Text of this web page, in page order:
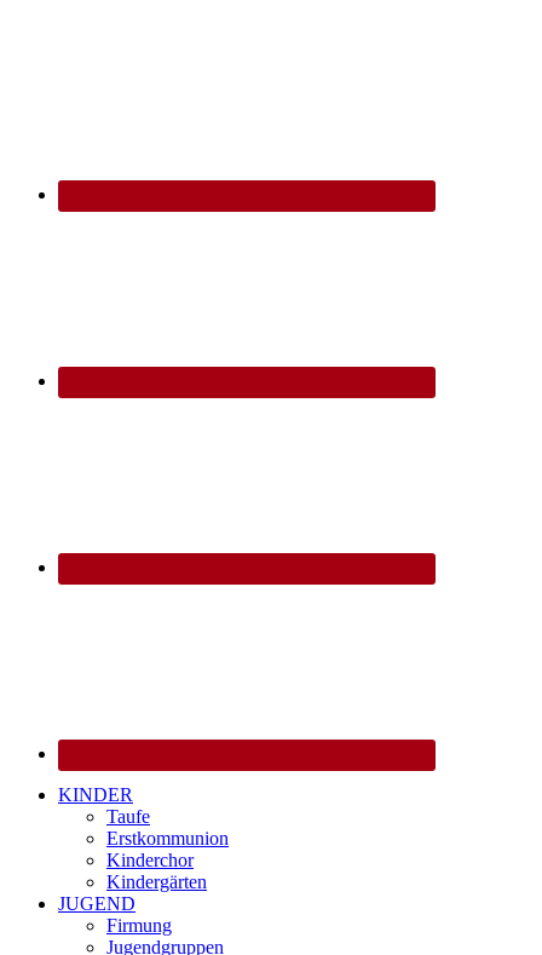
KINDER
Taufe
Erstkommunion
Kinderchor
Kindergärten
JUGEND
Firmung
Jugendgruppen